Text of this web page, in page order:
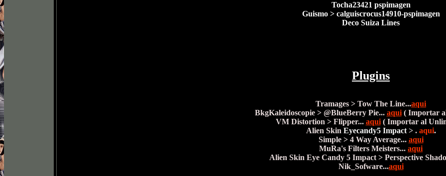
Tocha23421 pspimagen
Guismo > calguiscrocus14910-pspimagen
Deco Suiza Lines
Plugins
Tramages > Tow The Line...aqui
BkgKaleidoscopie > @BlueBerry Pie... aqui ( Importar
VM Distortion > Flipper... aqui ( Importar al
Alien Skin Eyecandy5 Impact> . aqui.
Simple > 4 Way Average... aqui
MuRa's Filters Meisters... aqui
Alien Skin Eye Candy 5 Impact > Perspective
Nik_Sofware...aqui